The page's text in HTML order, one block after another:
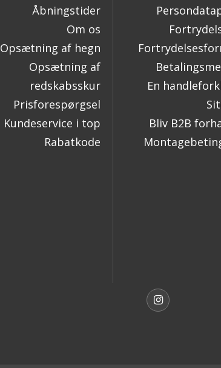
Åbningstider
Om os
Opsætning af hegn
Opsætning af
redskabsskur
Prisforespørgsel
Kundeservice i top
Rabatkode
En
Bliv B2B